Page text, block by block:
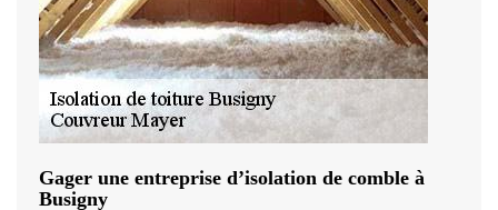
Gager une entreprise d’isolation de comble à
Busigny